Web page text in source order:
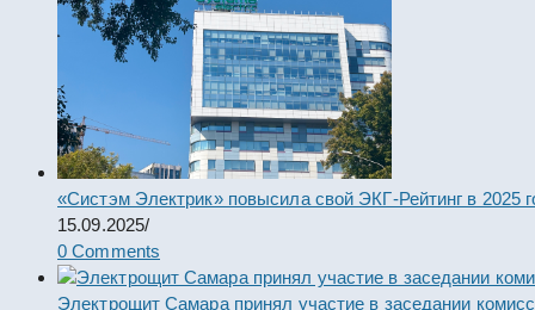
«Систэм Электрик» повысила свой ЭКГ-Рейтинг в 2025
15.09.2025/
0 Comments
Электрощит Самара принял участие в заседании